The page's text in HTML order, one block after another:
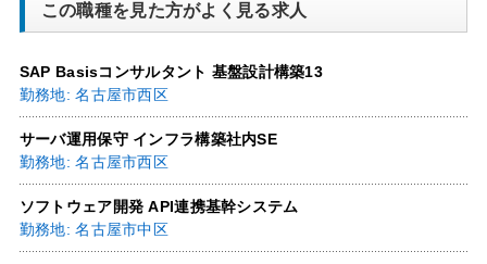
この職種を見た方がよく見る求人
SAP Basisコンサルタント 基盤設計構築13
勤務地: 名古屋市西区
サーバ運用保守 インフラ構築社内SE
勤務地: 名古屋市西区
ソフトウェア開発 API連携基幹システム
勤務地: 名古屋市中区